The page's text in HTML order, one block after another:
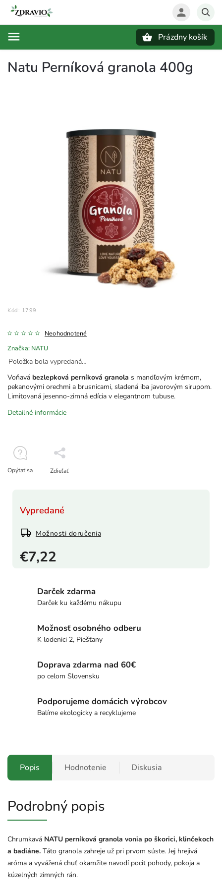
Prázdny košík
Natu Perníková granola 400g
Kód: 1799
Neohodnotené
Značka: NATU
€7,22
Vypredané
Možnosti doručenia
Položka bola vypredaná…
Voňavá bezlepková perníková granola s mandľovým krémom,
pekanovými orechmi a brusnicami, sladená iba javorovým sirupom.
Limitovaná jesenno-zimná edícia v elegantnom tubuse.
Detailné informácie
Opýtať sa Zdieľať
Darček zdarma
Darček ku každému nákupu
Možnosť osobného odberu
K lodenici 2, Piešťany
Doprava zdarma nad 60€
po celom Slovensku
Podporujeme domácich výrobcov
Balíme ekologicky a recyklujeme
Popis Hodnotenie Diskusia
Podrobný popis
Chrumkavá NATU perníková granola vonia po škorici, klinčekoch
a badiáne. Táto granola zahreje už pri prvom súste. Jej hrejivá
aróma a vyvážená chuť okamžite navodí pocit pohody, pokoja a
kúzelných zimných rán.